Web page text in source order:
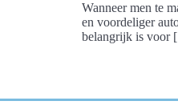
Wanneer men te
en voordeliger
belangrijk is